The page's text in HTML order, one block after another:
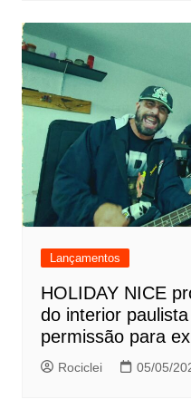
Lançamentos
HOLIDAY NICE
do interior
permissão para
Rociclei 05/05/